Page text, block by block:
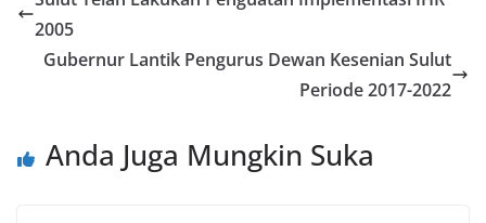
k p er
2005
Gubernur Lantik Pengurus Dewan Kesenian Sulut
Periode 2017-2022
Anda Juga Mungkin Suka